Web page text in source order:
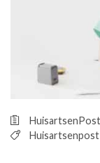
HuisartsenPost
Huisartsenpost